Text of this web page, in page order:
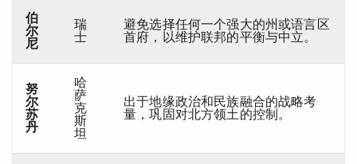
伯
尔
尼
瑞
士
避免选择任何一个强大的州或语言区
首府，以维护联邦的平衡与中立。
努
尔
苏
丹
哈
萨
克
斯
坦
出于地缘政治和民族融合的战略考
量，巩固对北方领土的控制。